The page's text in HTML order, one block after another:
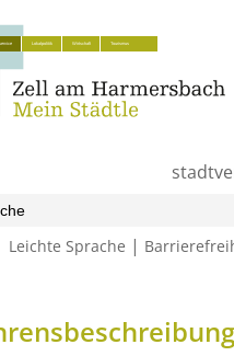
Leichte Sprache |
Lokalpolitik Wirtschaft Tourismus